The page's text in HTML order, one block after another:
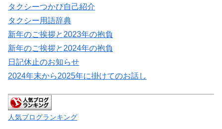
タクシーつかぴ自己紹介
タクシー用語辞典
新年のご挨拶と2023年の抱負
新年のご挨拶と2024年の抱負
日記休止のお知らせ
2024年末から2025年に掛けてのお話し
人気ブログランキング